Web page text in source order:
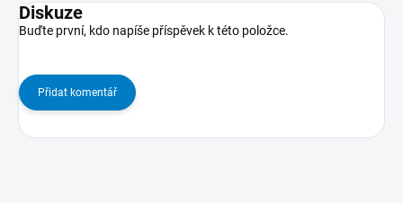
Diskuze
Buďte první, kdo napíše příspěvek k této položce.
Přidat komentář